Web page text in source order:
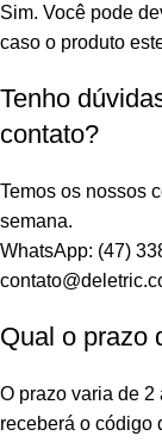
Sim. Você pode
caso o produto
Tenho
contato?
Temos os nossos
semana.
WhatsApp: (47)
Qual o prazo
O prazo varia de
receberá o código